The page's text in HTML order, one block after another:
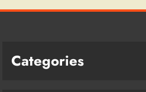
Categories